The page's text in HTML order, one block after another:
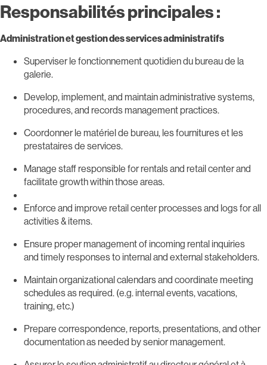
Responsabilités principales :
Administration et gestion des services administratifs
Superviser le fonctionnement quotidien du bureau de la
galerie.
Develop, implement, and maintain administrative systems,
procedures, and records management practices.
Coordonner le matériel de bureau, les fournitures et les
prestataires de services.
Manage staff responsible for rentals and retail center and
facilitate growth within those areas.
Enforce and improve retail center processes and logs for all
activities & items.
Ensure proper management of incoming rental inquiries
and timely responses to internal and external stakeholders.
Maintain organizational calendars and coordinate meeting
schedules as required. (e.g. internal events, vacations,
training, etc.)
Prepare correspondence, reports, presentations, and other
documentation as needed by senior management.